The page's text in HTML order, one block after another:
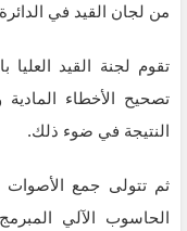
من لجان القيد في الدائرة
تقوم لجنة القيد
تصحيح الأخطاء
النتيجة في ضوء ذلك.
ثم تتولى جمع الأصوات
الحاسوب الآلي